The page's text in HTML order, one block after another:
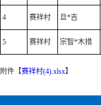
4 赛祥村 旦*吉
5 赛祥村 宗智*木措
附件【赛祥村(4).xlsx】